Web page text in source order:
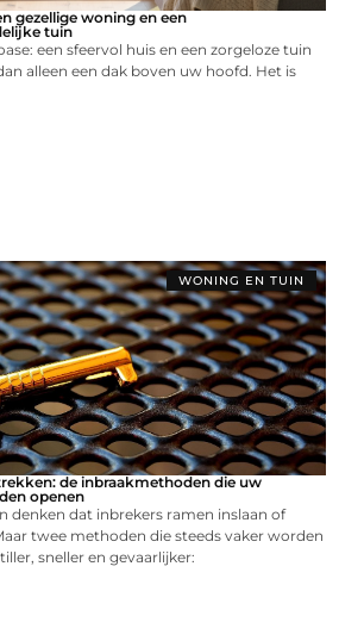
gezellige woning en een
tuin
een sfeervol huis en een zorgeloze tuin
alleen een dak boven uw hoofd. Het is
WONING EN TUIN
de inbraakmethoden die uw
openen
denken dat inbrekers ramen inslaan of
twee methoden die steeds vaker worden
sneller en gevaarlijker: